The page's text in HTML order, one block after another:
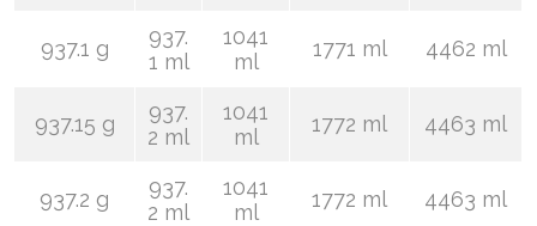
937.1 g
937.
1 ml
1041
ml
1771 ml 4462 ml
937.15 g
937.
2 ml
1041
ml
1772 ml 4463 ml
937.2 g
937.
2 ml
1041
ml
1772 ml 4463 ml